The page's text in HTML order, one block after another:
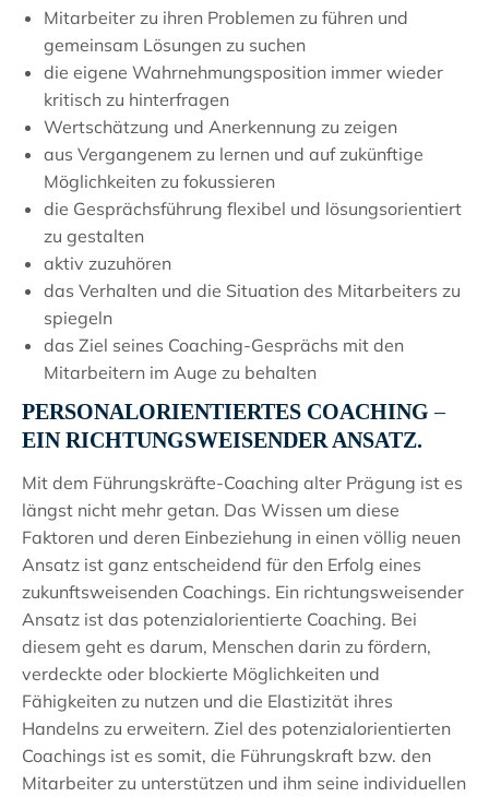
Mitarbeiter zu ihren Problemen zu führen und
gemeinsam Lösungen zu suchen
die eigene Wahrnehmungsposition immer wieder
kritisch zu hinterfragen
Wertschätzung und Anerkennung zu zeigen
aus Vergangenem zu lernen und auf zukünftige
Möglichkeiten zu fokussieren
die Gesprächsführung flexibel und lösungsorientiert
zu gestalten
aktiv zuzuhören
das Verhalten und die Situation des Mitarbeiters zu
spiegeln
das Ziel seines Coaching-Gesprächs mit den
Mitarbeitern im Auge zu behalten
PERSONALORIENTIERTES COACHING –
EIN RICHTUNGSWEISENDER ANSATZ.
Mit dem Führungskräfte-Coaching alter Prägung ist es
längst nicht mehr getan. Das Wissen um diese
Faktoren und deren Einbeziehung in einen völlig neuen
Ansatz ist ganz entscheidend für den Erfolg eines
zukunftsweisenden Coachings. Ein richtungsweisender
Ansatz ist das potenzialorientierte Coaching. Bei
diesem geht es darum, Menschen darin zu fördern,
verdeckte oder blockierte Möglichkeiten und
Fähigkeiten zu nutzen und die Elastizität ihres
Handelns zu erweitern. Ziel des potenzialorientierten
Coachings ist es somit, die Führungskraft bzw. den
Mitarbeiter zu unterstützen und ihm seine individuellen